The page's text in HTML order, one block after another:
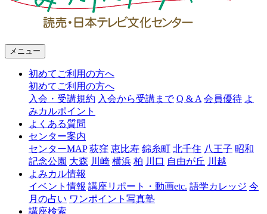
チ
語
カ
メニュー
初めてご利用の方へ
初めてご利用の方へ
入会・受講規約 入会から受講まで Q & A 会員優待 よ
みカルポイント
よくある質問
センター案内
センターMAP 荻窪 恵比寿 錦糸町 北千住 八王子 昭和
記念公園 大森 川崎 横浜 柏 川口 自由が丘 川越
よみカル情報
イベント情報 講座リポート・動画etc. 語学カレッジ 今
月の占い ワンポイント写真塾
講座検索